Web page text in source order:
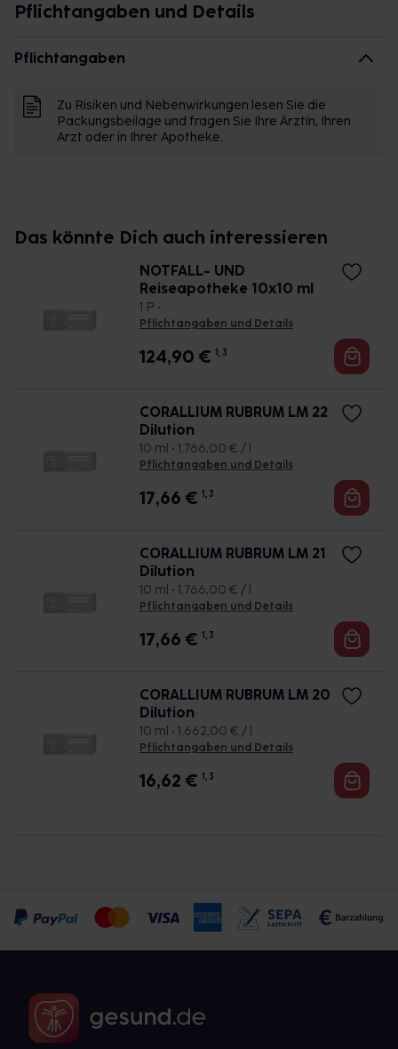
Pflichtangaben und Details
Pflichtangaben
Zu Risiken und Nebenwirkungen lesen Sie die
Packungsbeilage und fragen Sie Ihre Ärztin, Ihren
Arzt oder in Ihrer Apotheke.
Das könnte Dich auch interessieren
NOTFALL- UND
Reiseapotheke 10x10 ml
1 P •
Pflichtangaben und Details
124,90 € 1, 3
CORALLIUM RUBRUM LM 22
Dilution
10 ml • 1.766,00 € / l
Pflichtangaben und Details
17,66 € 1, 3
CORALLIUM RUBRUM LM 21
Dilution
10 ml • 1.766,00 € / l
Pflichtangaben und Details
17,66 € 1, 3
CORALLIUM RUBRUM LM 20
Dilution
10 ml • 1.662,00 € / l
Pflichtangaben und Details
16,62 € 1, 3